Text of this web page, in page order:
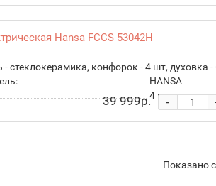
Hansa FCCS 53042H
- стеклокерамика, конфорок - 4 шт, духовка
HANSA
4шт.
39 999р. -
Показано